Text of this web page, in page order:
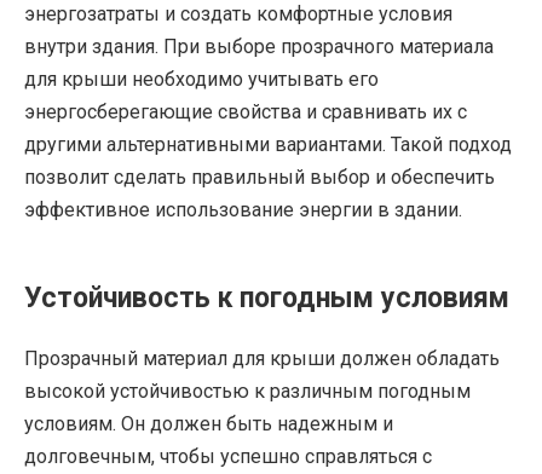
энергозатраты и создать комфортные условия
внутри здания. При выборе прозрачного материала
для крыши необходимо учитывать его
энергосберегающие свойства и сравнивать их с
другими альтернативными вариантами. Такой подход
позволит сделать правильный выбор и обеспечить
эффективное использование энергии в здании.
Устойчивость к погодным условиям
Прозрачный материал для крыши должен обладать
высокой устойчивостью к различным погодным
условиям. Он должен быть надежным и
долговечным, чтобы успешно справляться с